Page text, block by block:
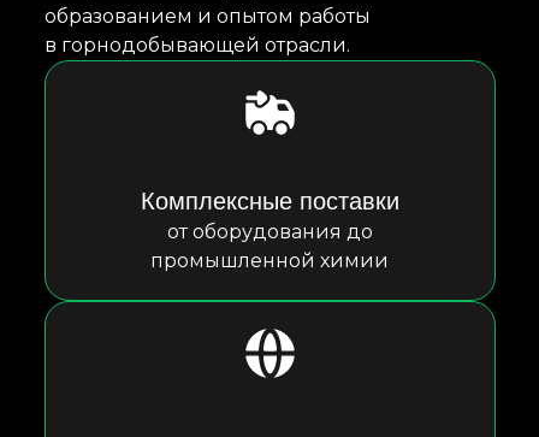
образованием и опытом работы
в горнодобывающей отрасли.
Комплексные поставки
от оборудования до
промышленной химии